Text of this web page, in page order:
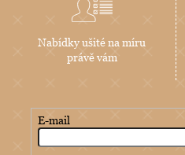
Nabídky ušité na míru
právě vám
E-mail